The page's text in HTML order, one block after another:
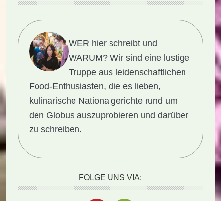
WER hier schreibt und
WARUM? Wir sind eine lustige
Truppe aus leidenschaftlichen
Food-Enthusiasten, die es lieben,
kulinarische Nationalgerichte rund um
den Globus auszuprobieren und darüber
zu schreiben.
FOLGE UNS VIA: